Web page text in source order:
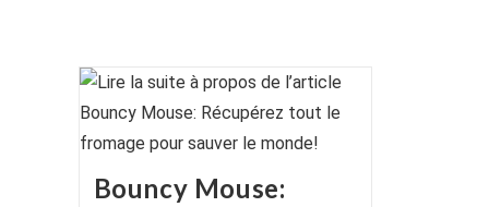
Bouncy Mouse: